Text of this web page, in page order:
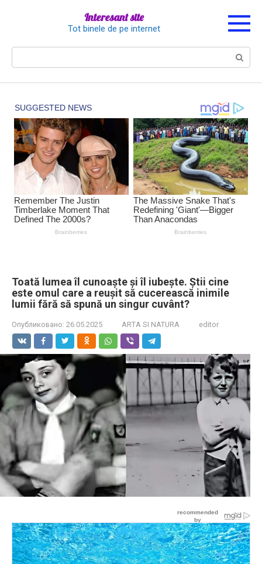
Interesant site
Tot binele de pe internet
Toată lumea îl cunoaște și îl iubește. Știi cine
este omul care a reușit să cucerească inimile
lumii fără să spună un singur cuvânt?
Опубликовано: 26.05.2025 ARTA SI NATURA editor